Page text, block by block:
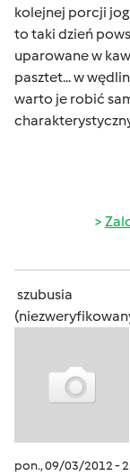
kolejnej porcji
to taki dzień
uparowane w
pasztet... w
warto je robić
szubusia
pon., 09/03/2012 -